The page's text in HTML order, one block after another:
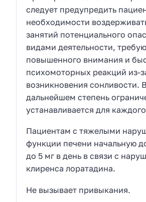
следует предупредить
необходимости
занятий потенциального
видами деятельности,
повышенного внимания и
психомоторных реакций из-
возникновения сонливости. В
дальнейшем степень
устанавливается для
Пациентам с тяжелыми
функции печени начальную
до 5 мг в день в связи с
клиренса лоратадина.
Не вызывает привыкания.